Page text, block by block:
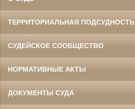
ТЕРРИТОРИАЛЬНАЯ ПОДСУДНОСТЬ
СУДЕЙСКОЕ СООБЩЕСТВО
НОРМАТИВНЫЕ АКТЫ
ДОКУМЕНТЫ СУДА